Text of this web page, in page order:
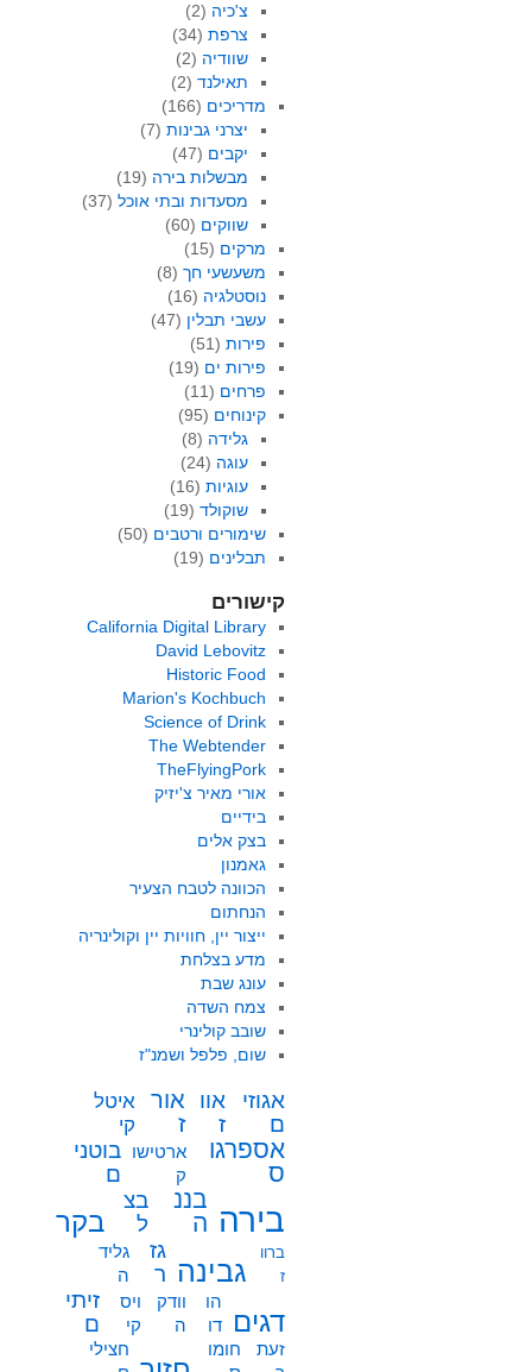
צ'כיה (2)
צרפת (34)
שוודיה (2)
תאילנד (2)
מדריכים (166)
יצרני גבינות (7)
יקבים (47)
מבשלות בירה (19)
מסעדות ובתי אוכל (37)
שווקים (60)
מרקים (15)
משעשעי חך(8)
נוסטלגיה (16)
עשבי תבלין (47)
פירות(51)
פירות ים (19)
פרחים (11)
קינוחים (95)
גלידה (8)
עוגה (24)
עוגיות (16)
שוקולד (19)
שימורים ורטבים (50)
תבלינים (19)
קישורים
California Digital Library
David Lebovitz
Historic Food
Marion's Kochbuch
Science of Drink
The Webtender
TheFlyingPork
אורי מאיר צ'יזיק
בידיים
בצק אלים
גאמנון
הכוונה לטבח הצעיר
הנחתום
ייצור יין, חוויות יין וקולינריה
מדע בצלחת
עונג שבת
צמח השדה
שובב קולינרי
שום, פלפל ושמנ"ז
אגוזי
ם
אוו
ז
אור
ז
איטל
קי
אספרגו
ס
ארטישו
ק
בוטני
ם
בירה
בננ
ה
בצ
ל
בקר
ברוו
ז
גבינה
גז
ר
גליד
ה
דגים
הו
דו
וודק
ה
ויס
קי
זיתי
ם
זעת
חומו
חצילי